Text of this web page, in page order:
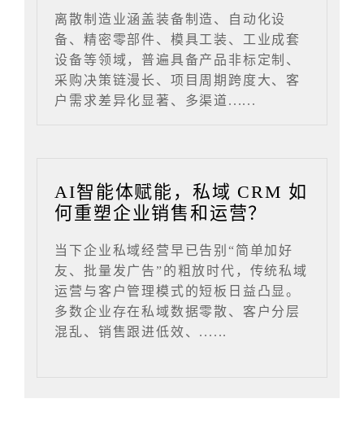
离散制造业涵盖装备制造、自动化设
备、精密零部件、模具工装、工业成套
设备等领域，普遍具备产品非标定制、
采购决策链漫长、项目周期跨度大、客
户需求差异化显著、多渠道......
AI智能体赋能，私域 CRM 如
何重塑企业销售和运营？
当下企业私域经营早已告别“简单加好
友、批量发广告”的粗放时代，传统私域
运营与客户管理模式的短板日益凸显。
多数企业存在私域数据零散、客户分层
混乱、销售跟进低效、......